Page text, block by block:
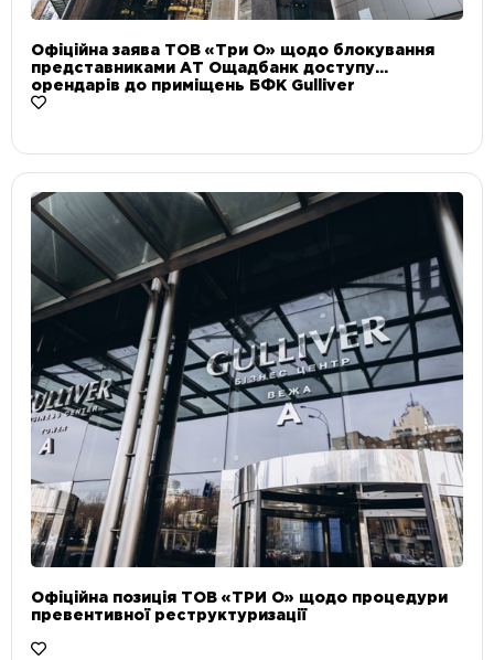
Офіційна заява ТОВ «Три О» щодо блокування
представниками АТ Ощадбанк доступу
орендарів до приміщень БФК Gulliver
Офіційна позиція ТОВ «ТРИ О» щодо процедури
превентивної реструктуризації